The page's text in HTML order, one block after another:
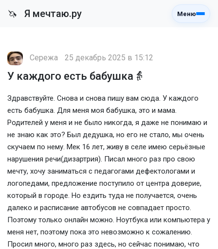
🦄 Я мечтаю.ру Меню
Сережа 25 декабрь 2025 в 15:12
У каждого есть бабушка👵
Здравствуйте. Снова и снова пишу вам сюда. У каждого
есть бабушка. Для меня моя бабушка, это и мама.
Родителей у меня и не было никогда, я даже не понимаю и
не знаю как это? Был дедушка, но его не стало, мы очень
скучаем по нему. Мек 16 лет, живу в селе имею серьёзные
нарушения речи(дизартрия). Писал много раз про свою
мечту, хочу заниматься с педагогами дефектологами и
логопедами, предложение поступило от центра доверие,
который в городе. Но ездить туда не получается, очень
далеко и расписание автобусов не совпадает просто.
Поэтому только онлайн можно. Ноутбука или компьютера у
меня нет, поэтому пока это невозможно к сожалению.
Просил много, много раз здесь, но сейчас понимаю, что